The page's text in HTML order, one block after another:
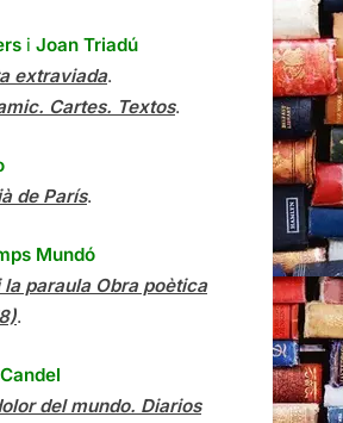
i Joan Triadú
extraviada.
Cartes. Textos.
de París.
Mundó
la paraula Obra poètica
.
del mundo. Diarios